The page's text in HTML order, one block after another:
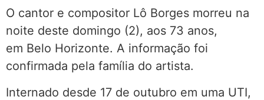
O cantor e compositor Lô Borges morreu na
noite deste domingo (2), aos 73 anos,
em Belo Horizonte. A informação foi
confirmada pela família do artista.
Internado desde 17 de outubro em uma UTI,